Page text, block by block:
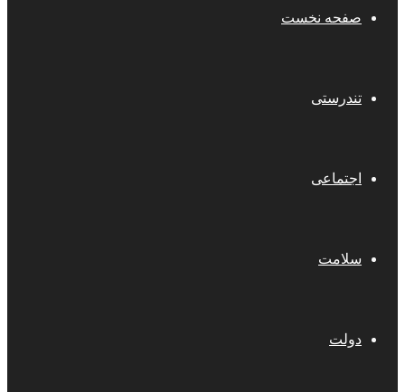
صفحه نخست
تندرستی
اجتماعی
سلامت
دولت